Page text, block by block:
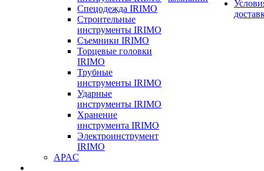
Спецодежда IRIMO
Строительные
инструменты IRIMO
Съемники IRIMO
Торцевые головки
IRIMO
Трубные
инструменты IRIMO
Ударные
инструменты IRIMO
Хранение
инструмента IRIMO
Электроинструмент
IRIMO
APAC